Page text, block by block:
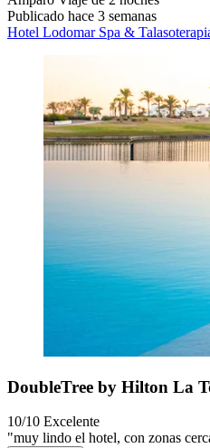
Publicado hace 3 semanas
Hotel Lodomar Spa &
DoubleTree by Hilton La
10/10 Excelente
"muy lindo el hotel, con zonas